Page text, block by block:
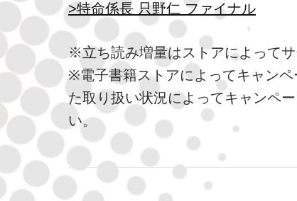
>特命係長 只野仁 ファイナル
※立ち読み増量はストアによって
※電子書籍ストアによってキャン
た取り扱い状況によってキャンペ
い。